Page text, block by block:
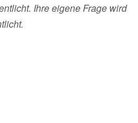
Ihre eigene Frage wird